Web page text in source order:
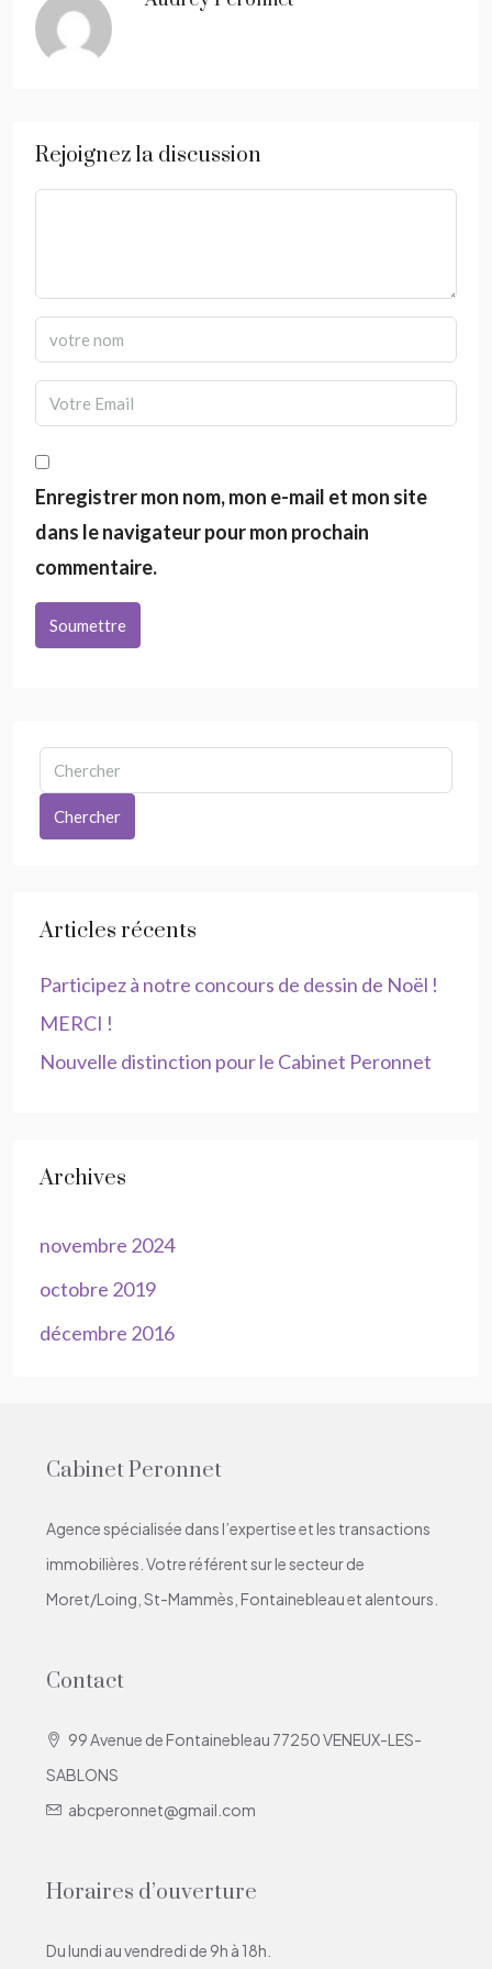
Rejoignez la discussion
Enregistrer mon nom, mon e-mail et mon site
dans le navigateur pour mon prochain
commentaire.
Soumettre
Chercher
Articles récents
Participez à notre concours de dessin de Noël !
MERCI !
Nouvelle distinction pour le Cabinet Peronnet
Archives
novembre 2024
octobre 2019
décembre 2016
Cabinet Peronnet
Agence spécialisée dans l’expertise et les transactions
immobilières. Votre référent sur le secteur de
Moret/Loing, St-Mammès, Fontainebleau et alentours.
Contact
99 Avenue de Fontainebleau 77250 VENEUX-LES-
SABLONS
abcperonnet@gmail.com
Horaires d’ouverture
Du lundi au vendredi de 9h à 18h.